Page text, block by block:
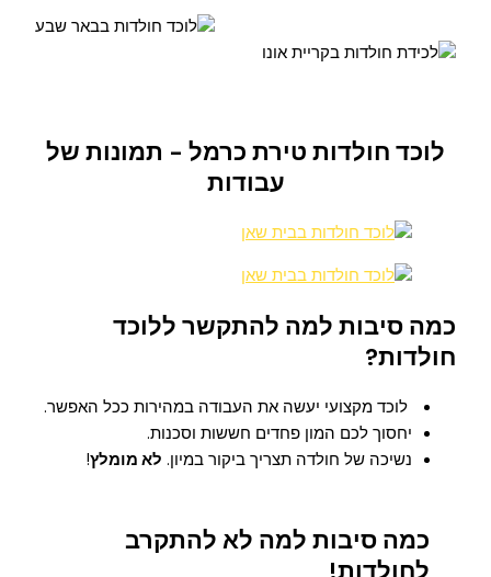
לוכד חולדות טירת כרמל - תמונות של
עבודות
כמה סיבות למה להתקשר ללוכד
חולדות?
לוכד מקצועי יעשה את העבודה במהירות ככל האפשר.
יחסוך לכם המון פחדים חששות וסכנות.
נשיכה של חולדה תצריך ביקור במיון. לא מומלץ!
כמה סיבות למה לא להתקרב
לחולדות!